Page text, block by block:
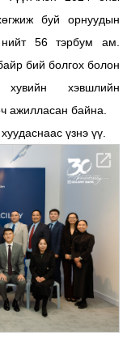
буй орнуудын
56 тэрбум ам.
бий болгох болон
хувийн хэвшлийн
ажилласан байна.
үзнэ үү.